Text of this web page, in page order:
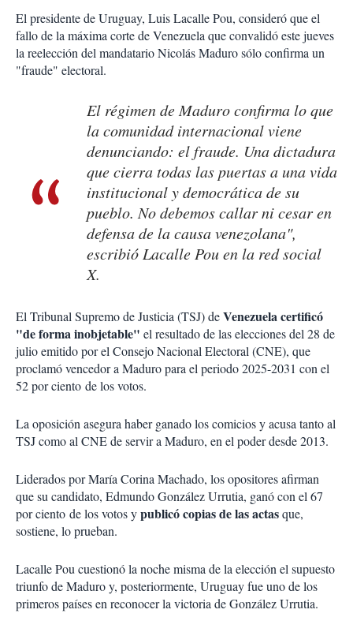
El presidente de Uruguay, Luis Lacalle Pou, consideró que el
fallo de la máxima corte de Venezuela que convalidó este jueves
la reelección del mandatario Nicolás Maduro sólo confirma un
"fraude" electoral.
El régimen de Maduro confirma lo que
la comunidad internacional viene
denunciando: el fraude. Una dictadura
que cierra todas las puertas a una vida
institucional y democrática de su
pueblo. No debemos callar ni cesar en
defensa de la causa venezolana",
escribió Lacalle Pou en la red social
X.
El Tribunal Supremo de Justicia (TSJ) deVenezuela certificó
"de forma inobjetable" el resultado de las elecciones del 28 de
julio emitido por el Consejo Nacional Electoral (CNE), que
proclamó vencedor a Maduro para el periodo 2025-2031 con el
52 por ciento de los votos.
La oposición asegura haber ganado los comicios y acusa tanto al
TSJ como al CNE de servir a Maduro, en el poder desde 2013.
Liderados por María Corina Machado, los opositores afirman
que su candidato, Edmundo González Urrutia, ganó con el 67
por ciento de los votos ypublicó copias de las actasque,
sostiene, lo prueban.
Lacalle Pou cuestionó la noche misma de la elección el supuesto
triunfo de Maduro y, posteriormente, Uruguay fue uno de los
primeros países en reconocer la victoria de González Urrutia.